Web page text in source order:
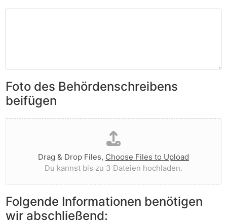
v
o
r
g
e
w
o
r
f
e
n
?
l
i
e
t
I
h
n
e
n
v
o
r
?
e
A
n
e
r
k
u
n
g
e
n
z
u
Foto des Behördenschreibens
beifügen
D
a
t
e
i
h
o
h
l
Drag & Drop Files, Choose Files to Upload
Du kannst bis zu 3 Dateien hochladen.
Folgende Informationen benötigen
wir abschließend: